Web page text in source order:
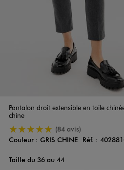
Pantalon droit extensible en toile
chine
5/5 de moyenne(84 avis)
Couleur
Couleur : GRIS CHINE Réf. :
Taille du 36 au 44